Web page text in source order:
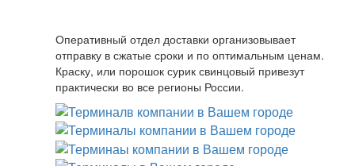
Оперативный отдел доставки организовывает
отправку в сжатые сроки и по оптимальным ценам.
Краску, или порошок сурик свинцовый привезут
практически во все регионы России.